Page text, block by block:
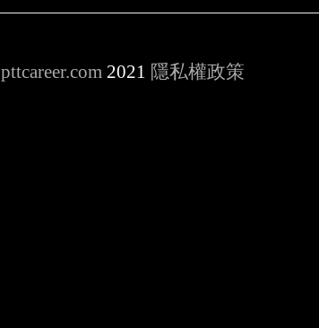
pttcareer.com 2021 隱私權政策